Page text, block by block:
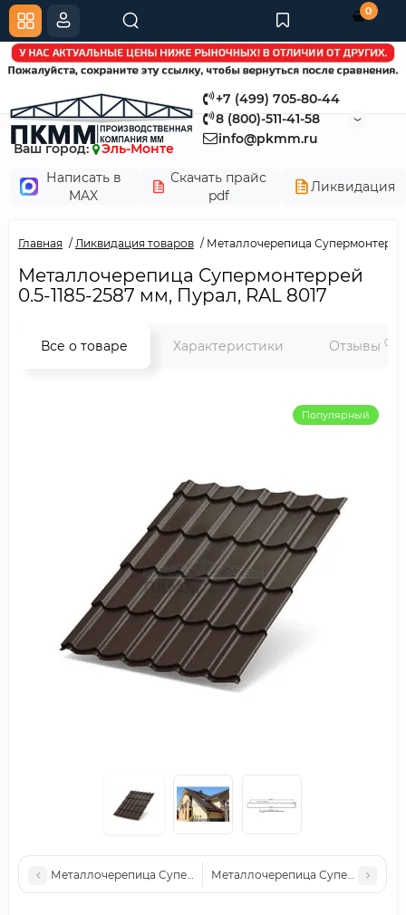
+7 (499) 705-80-44
8 (800)-511-41-58
info@pkmm.ru
Ваш город:
Эль-Монте
Написать в
MAX
Скачать прайс
pdf
Ликвидация
0
Главная Ликвидация товаров Металлочерепица
Металлочерепица Супермонтеррей
0.5-1185-2587 мм, Пурал, RAL 8017
Все о товаре Характеристики Отзывы 0
Популярный
Металлочерепица Супермонтеррей 0.5-1185-2633 мм, Пурал,
Металлочерепица